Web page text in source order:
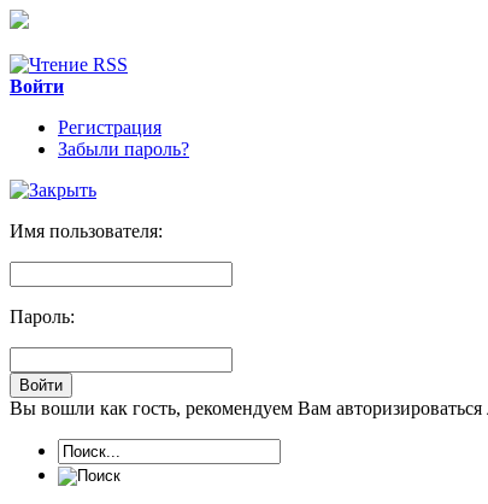
Войти
Регистрация
Забыли пароль?
Имя пользователя:
Пароль:
Вы вошли как гость, рекомендуем Вам